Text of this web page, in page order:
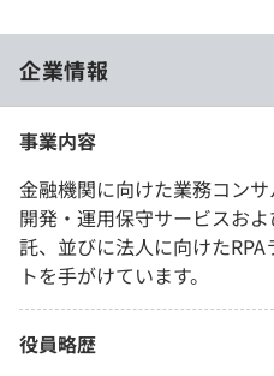
企業情報
事業内容
金融機関に向けた業務コン
開発・運用保守サービスお
託、並びに法人に向けた
トを手がけています。
役員略歴